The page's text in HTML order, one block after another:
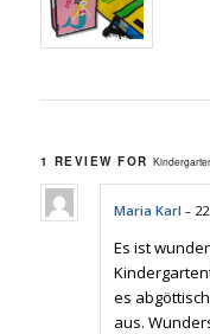
1 REVIEW FOR
Maria Karl –
Es ist
es
aus.